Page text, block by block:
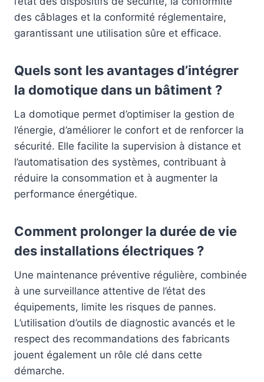
des câblages et la conformité réglementaire,
garantissant une utilisation sûre et efficace.
Quels sont les avantages d’intégrer
la domotique dans un bâtiment ?
La domotique permet d’optimiser la gestion de
l’énergie, d’améliorer le confort et de renforcer la
sécurité. Elle facilite la supervision à distance et
l’automatisation des systèmes, contribuant à
réduire la consommation et à augmenter la
performance énergétique.
Comment prolonger la durée de vie
des installations électriques ?
Une maintenance préventive régulière, combinée
à une surveillance attentive de l’état des
équipements, limite les risques de pannes.
L’utilisation d’outils de diagnostic avancés et le
respect des recommandations des fabricants
jouent également un rôle clé dans cette
démarche.